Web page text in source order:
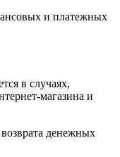
и платежных
в случаях,
магазина и
денежных